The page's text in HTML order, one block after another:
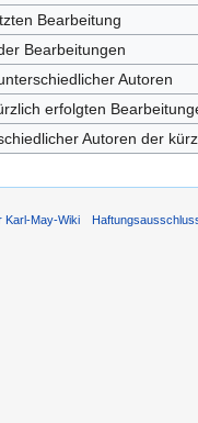
Bearbeitung
Bearbeitungen
Autoren
erfolgten
Autoren der
Karl-May-Wiki